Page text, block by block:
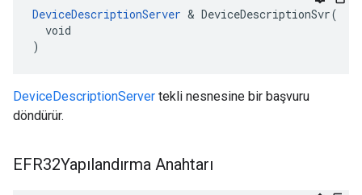
DeviceDescriptionServer & DeviceDescriptionSvr(
  void
)
DeviceDescriptionServer tekli nesnesine bir başvuru
döndürür.
EFR32Yapılandırma Anahtarı